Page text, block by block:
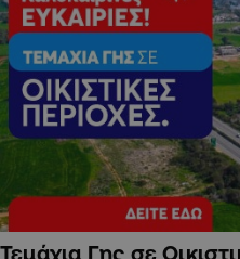
Τεμάχια Γης σε